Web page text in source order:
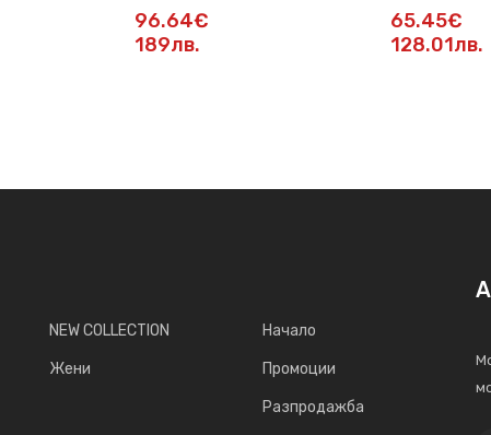
еко кожа
96.64€
189лв.
65.45€
128.01лв.
NEW COLLECTION
Жени
Начало
Промоции
Разпродажба